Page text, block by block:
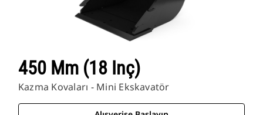
450 Mm (18 Inç)
Kazma Kovaları - Mini Ekskavatör